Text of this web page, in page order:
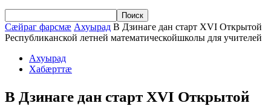
Сæйраг фарсмæ Ахуырад В Дзинаге дан старт XVI Открытой
Республиканской летней математическойшколы для учителей
Ахуырад
Хабæрттæ
В Дзинаге дан старт XVI Открытой